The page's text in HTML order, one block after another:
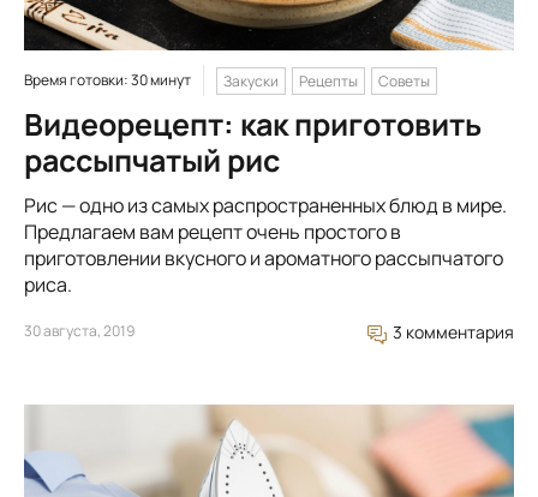
Время готовки: 30 минут Закуски Рецепты Советы
Видеорецепт: как приготовить
рассыпчатый рис
Рис — одно из самых распространенных блюд в мире.
Предлагаем вам рецепт очень простого в
приготовлении вкусного и ароматного рассыпчатого
риса.
30 августа, 2019 3 комментария